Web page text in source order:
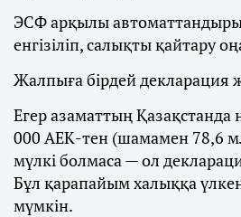
ЭСФ арқылы
енгізіліп, салықты қайтару
Жалпыға бірдей декларация
Егер азаматтың Қазақстанда
000 АЕК-тен (шамамен 78,6
мүлкі болмаса — ол
Бұл қарапайым халыққа
мүмкін.